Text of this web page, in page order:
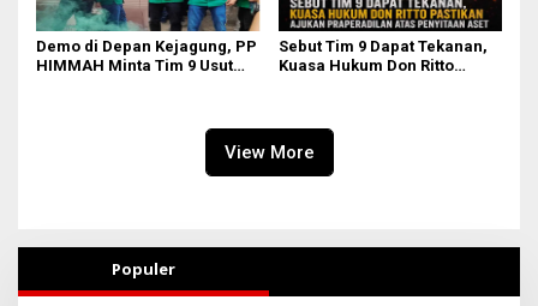
Demo di Depan Kejagung, PP
HIMMAH Minta Tim 9 Usut
Sebut Tim 9 Dapat Tekanan,
Kuasa Hukum Don Ritto
View More
Populer